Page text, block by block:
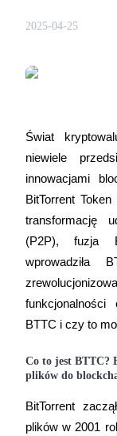
Kontrakty
Kontrakty
Kontrakty
TradFi
Instrumenty
2025-04-25
Świat
niewiele
innowacjami
BitTorrent
transformację
(P2P), fuzja
BTTC i czy to
Co to jest BTTC?
plików do
BitTorrent
plików w 2001